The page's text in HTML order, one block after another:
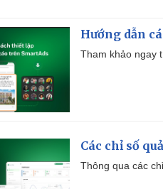
Hướng dẫn
Tham khảo ngay
Các chỉ số
Thông qua các